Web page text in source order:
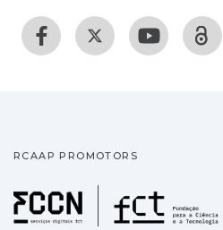
RCAAP PROMOTORS